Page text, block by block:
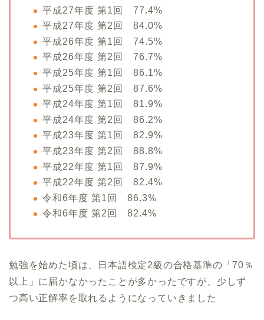
平成27年度 第1回 77.4%
平成27年度 第2回 84.0%
平成26年度 第1回 74.5%
平成26年度 第2回 76.7%
平成25年度 第1回 86.1%
平成25年度 第2回 87.6%
平成24年度 第1回 81.9%
平成24年度 第2回 86.2%
平成23年度 第1回 82.9%
平成23年度 第2回 88.8%
平成22年度 第1回 87.9%
平成22年度 第2回 82.4%
令和6年度 第1回 86.3%
令和6年度 第2回 82.4%
勉強を始めた頃は、日本語検定2級の合格基準の「70％
以上」に届かなかったことが多かったですが、少しず
つ高い正解率を取れるようになっていきました